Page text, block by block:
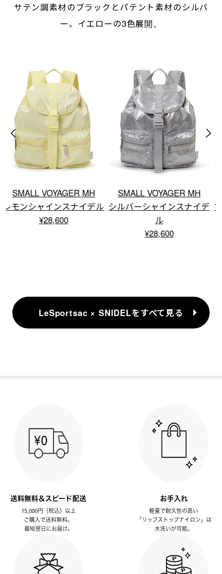
サテン調素材のブラックとパテント素材のシルバ
ー、イエローの3色展開。
SMALL VOYAGER MH
シルバーシャインスナイデ
ル
SMALL VOYAGER MH
ブラックサテンスナイデル
¥28,600
LeSportsac × SNIDELをすべて見る
送料無料＆スピード配送
15,000円（税込）以上
ご購入で送料無料。
最短翌日にお届け。
お手入れ
軽量で耐久性の高い
「リップストップナイロン」は
水洗いが可能。